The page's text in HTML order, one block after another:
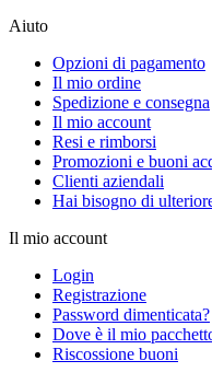
Aiuto
Opzioni di pagamento
Il mio ordine
Spedizione e consegna
Il mio account
Resi e rimborsi
Promozioni e buoni
Clienti aziendali
Hai bisogno di
Il mio account
Login
Registrazione
Password dimenticata?
Dove è il mio
Riscossione buoni